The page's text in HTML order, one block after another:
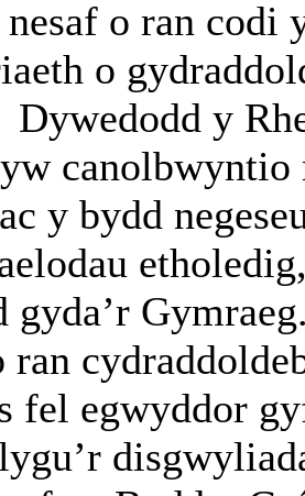
o ran codi
o
Dywedodd y
y bydd
gyda’r
ran
fel egwyddor